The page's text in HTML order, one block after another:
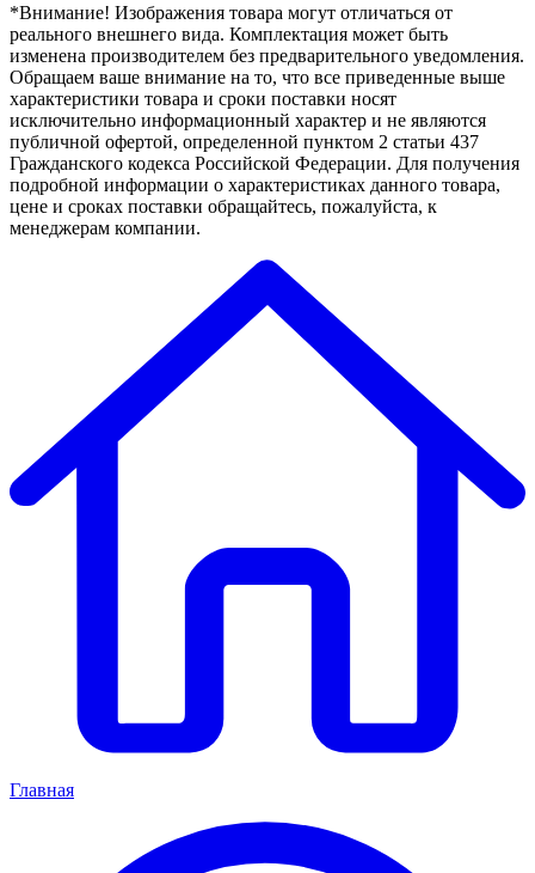
*Внимание! Изображения товара могут отличаться от
реального внешнего вида. Комплектация может быть
изменена производителем без предварительного уведомления.
Обращаем ваше внимание на то, что все приведенные выше
характеристики товара и сроки поставки носят
исключительно информационный характер и не являются
публичной офертой, определенной пунктом 2 статьи 437
Гражданского кодекса Российской Федерации. Для получения
подробной информации о характеристиках данного товара,
цене и сроках поставки обращайтесь, пожалуйста, к
менеджерам компании.
Главная